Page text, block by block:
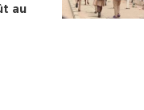
au